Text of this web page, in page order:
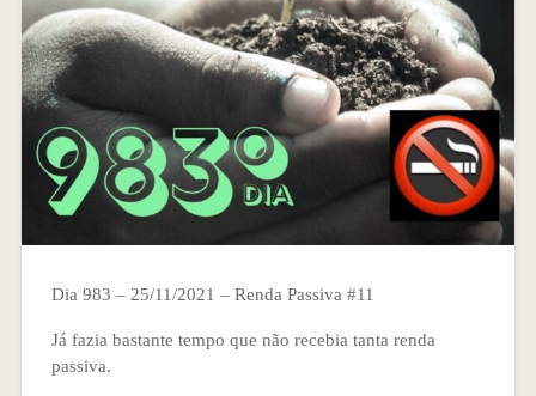
Dia 983 – 25/11/2021 – Renda Passiva #11
Já fazia bastante tempo que não recebia tanta renda
passiva.